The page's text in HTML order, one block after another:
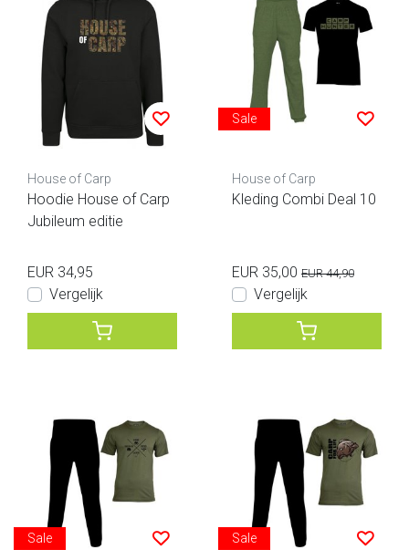
House of Carp
Hoodie House of Carp
Jubileum editie
EUR 34,95
Vergelijk
Sale
House of Carp
Kleding Combi Deal 10
EUR 35,00 EUR 44,90
Vergelijk
Sale Sale